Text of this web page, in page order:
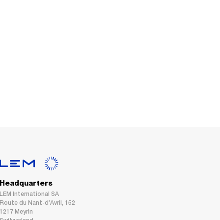
Headquarters
LEM International SA
Route du Nant-d’Avril, 152
1217 Meyrin